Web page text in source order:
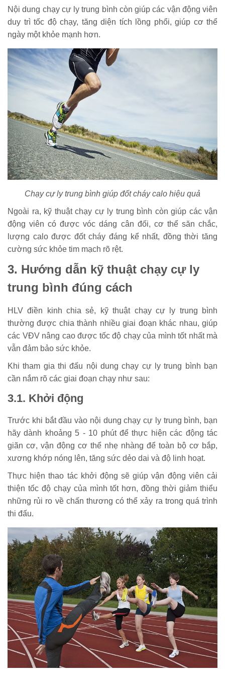
Nội dung chạy cự ly trung bình còn giúp các vận động viên
duy trì tốc độ chạy, tăng diện tích lồng phổi, giúp cơ thể
ngày một khỏe mạnh hơn.
Chạy cự ly trung bình giúp đốt cháy calo hiệu quả
Ngoài ra, kỹ thuật chạy cự ly trung bình còn giúp các vận
động viên có được vóc dáng cân đối, cơ thể săn chắc,
lượng calo được đốt cháy đáng kể nhất, đồng thời tăng
cường sức khỏe tim mạch rõ rệt.
3. Hướng dẫn kỹ thuật chạy cự ly
trung bình đúng cách
HLV điền kinh chia sẻ, kỹ thuật chạy cự ly trung bình
thường được chia thành nhiều giai đoạn khác nhau, giúp
các VĐV nâng cao được tốc độ chạy của mình tốt nhất mà
vẫn đảm bảo sức khỏe.
Khi tham gia thi đấu nội dung chạy cự ly trung bình bạn
cần nắm rõ các giai đoạn chạy như sau:
3.1. Khởi động
Trước khi bắt đầu vào nội dung chạy cự ly trung bình, bạn
hãy dành khoảng 5 - 10 phút để thực hiện các động tác
giãn cơ, vận động cơ thể nhẹ nhàng để toàn bộ cơ bắp,
xương khớp nóng lên, tăng sức dẻo dai và độ linh hoạt.
Thực hiện thao tác khởi động sẽ giúp vận động viên cải
thiện tốc độ chạy của mình tốt hơn, đồng thời giảm thiểu
những rủi ro về chấn thương có thể xảy ra trong quá trình
thi đấu.